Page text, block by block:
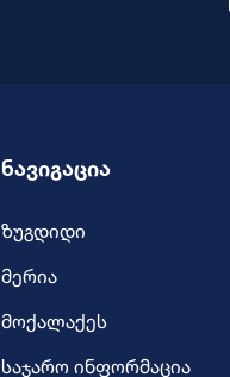
ნავიგაცია
ზუგდიდი
მერია
მოქალაქეს
საჯარო ინფორმაცია